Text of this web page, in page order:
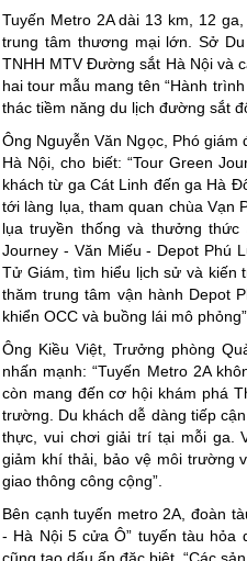
Tuyến Metro 2A dài 13 km, 12
trung tâm thương mại lớn. Sở
TNHH MTV Đường sắt Hà Nội và
hai tour mẫu mang tên “Hành
thác tiềm năng du lịch đường sắt
Ông Nguyễn Văn Ngọc, Phó
Hà Nội, cho biết: “Tour Green
khách từ ga Cát Linh đến ga Hà
tới làng lụa, tham quan chùa Vạn
lụa truyền thống và thưởng
Journey - Văn Miếu - Depot Phú
Tử Giám, tìm hiểu lịch sử và kiến
thăm trung tâm vận hành Depot
khiển OCC và buồng lái mô phỏng”.
Ông Kiều Việt, Trưởng phòng
nhấn mạnh: “Tuyến Metro 2A
còn mang đến cơ hội khám phá
trường. Du khách dễ dàng tiếp
thực, vui chơi giải trí tại mỗi ga.
giảm khí thải, bảo vệ môi trường
giao thông công cộng”.
Bên cạnh tuyến metro 2A, đoàn
- Hà Nội 5 cửa Ô” tuyến tàu hỏa